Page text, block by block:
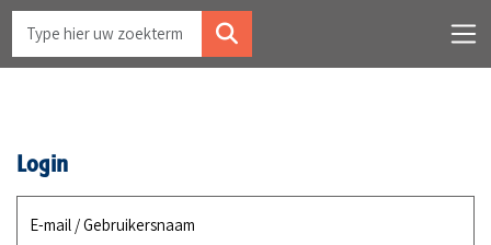
Login
E-mail / Gebruikersnaam